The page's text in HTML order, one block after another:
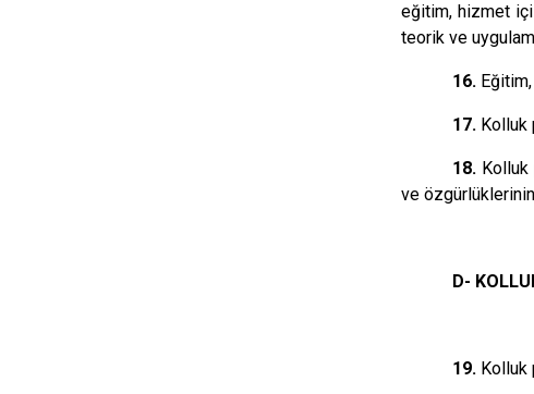
eğitim, hizmet
teorik ve
16.
17. Kolluk
18. Kolluk
ve
D-
19. Kolluk